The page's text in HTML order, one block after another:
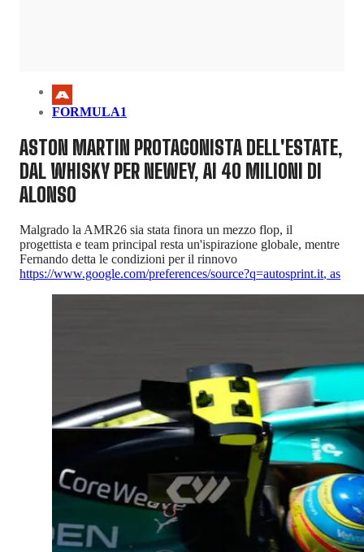
FORMULA1
ASTON MARTIN PROTAGONISTA DELL'ESTATE,
DAL WHISKY PER NEWEY, AI 40 MILIONI DI
ALONSO
Malgrado la AMR26 sia stata finora un mezzo flop, il
progettista e team principal resta un'ispirazione globale, mentre
Fernando detta le condizioni per il rinnovo
https://www.google.com/preferences/source?q=autosprint.it, as